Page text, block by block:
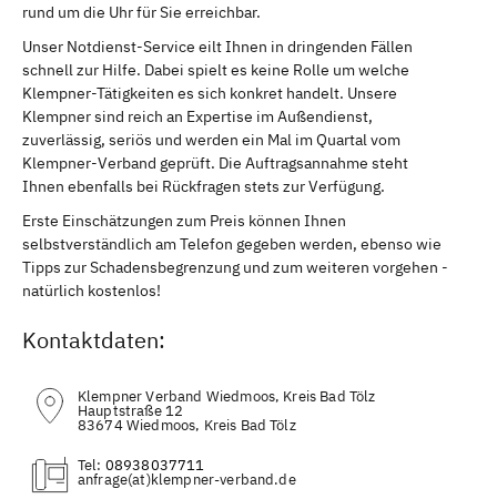
rund um die Uhr für Sie erreichbar.
Unser Notdienst-Service eilt Ihnen in dringenden Fällen
schnell zur Hilfe. Dabei spielt es keine Rolle um welche
Klempner-Tätigkeiten es sich konkret handelt. Unsere
Klempner sind reich an Expertise im Außendienst,
zuverlässig, seriös und werden ein Mal im Quartal vom
Klempner-Verband geprüft. Die Auftragsannahme steht
Ihnen ebenfalls bei Rückfragen stets zur Verfügung.
Erste Einschätzungen zum Preis können Ihnen
selbstverständlich am Telefon gegeben werden, ebenso wie
Tipps zur Schadensbegrenzung und zum weiteren vorgehen -
natürlich kostenlos!
Kontaktdaten:
Klempner Verband Wiedmoos, Kreis Bad Tölz
Hauptstraße 12
83674 Wiedmoos, Kreis Bad Tölz
Tel: 08938037711
(at)